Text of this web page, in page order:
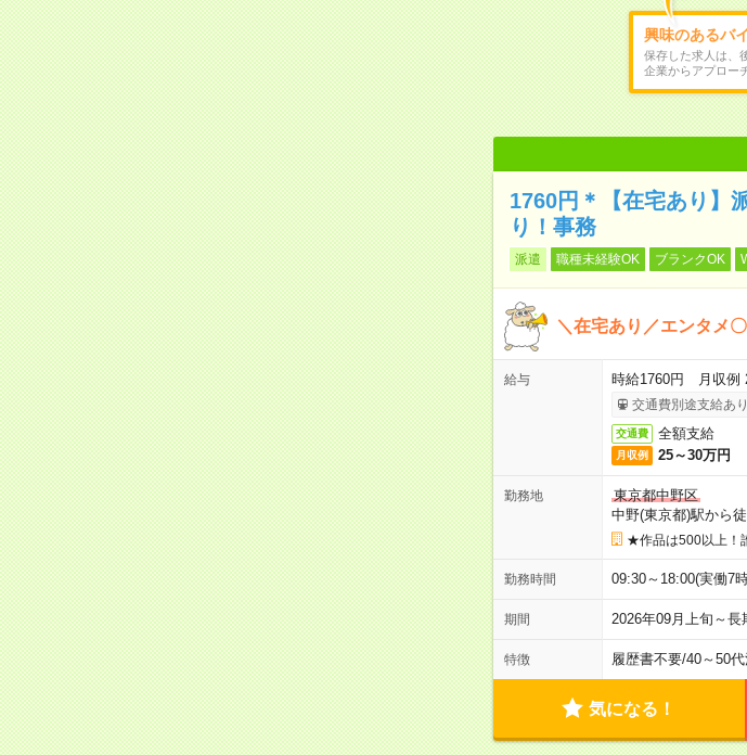
興味のあるバ
保存した求人は、
企業からアプロー
1760円＊【在宅あり】
り！事務
派遣 職種未経験OK ブランクOK
＼在宅あり／エンタメ
給与 時給1760円 月収例
交通費別途支給あり
交通費 全額支給
月収例 25～30万円
勤務地
東京都中野区
中野(東京都)駅から
★作品は500以上！
勤務時間 09:30～18:00(実働7
期間 2026年09月上旬～
特徴 履歴書不要/40～50
気になる！